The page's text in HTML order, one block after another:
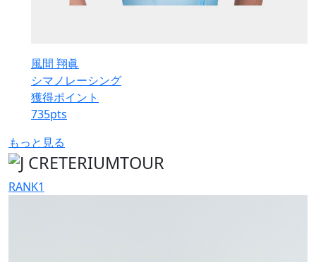
風間 翔眞
シマノレーシング
獲得ポイント
735pts
もっと見る
RANK1